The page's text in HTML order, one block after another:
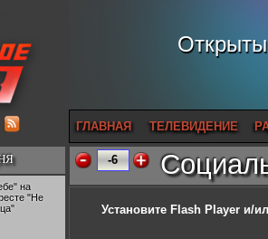
ГЛАВНАЯ ТЕЛЕВИДЕНИЕ
на
"Не
-6
Установите Flash Player и/